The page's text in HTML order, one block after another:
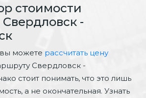
стоимости
-
можете рассчитать цену
Свердловск -
стоит понимать, что это лишь
а не окончательная. Узнать